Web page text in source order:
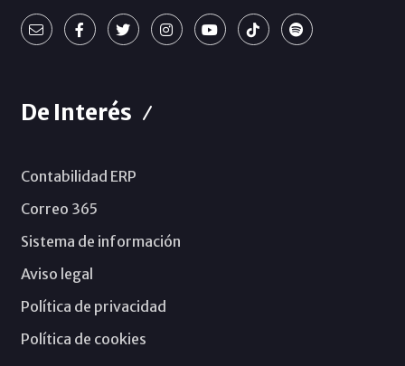
De Interés
Contabilidad ERP
Correo 365
Sistema de información
Aviso legal
Política de privacidad
Política de cookies